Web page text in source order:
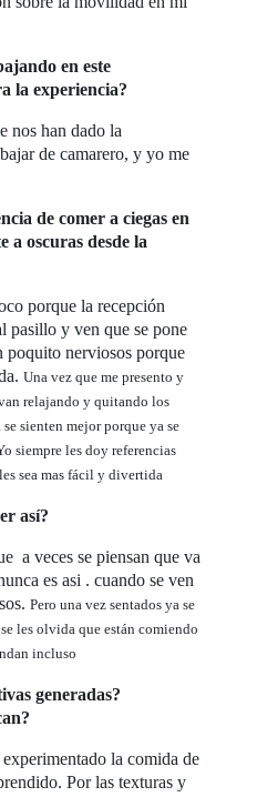
en este
la experiencia?
nos han dado la
de camarero, y yo me
de comer a ciegas en
a oscuras desde la
porque la recepción
pasillo y ven que se pone
poquito nerviosos porque
Una vez que me presento y
relajando y quitando los
sienten mejor porque ya se
siempre les doy referencias
sea mas fácil y divertida
así?
a veces se piensan que va
es asi . cuando se ven
Pero una vez sentados ya se
les olvida que están comiendo
incluso
generadas?
la comida de
Por las texturas y